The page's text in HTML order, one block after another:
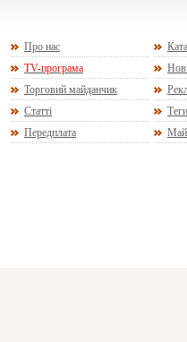
Про нас
TV-програма
Торговий майданчик
Статті
Теги
Передплата